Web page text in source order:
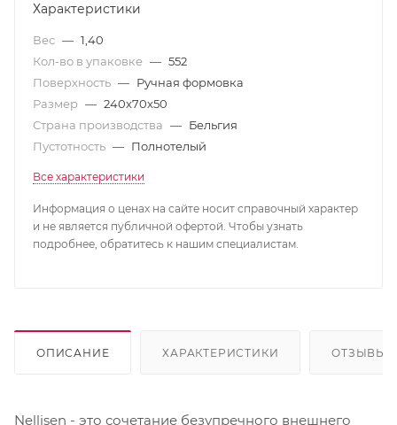
Характеристики
Вес — 1,40
Кол-во в упаковке — 552
Поверхность — Ручная формовка
Размер — 240x70x50
Страна производства — Бельгия
Пустотность — Полнотелый
Все характеристики
Информация о ценах на сайте носит справочный характер
и не является публичной офертой. Чтобы узнать
подробнее, обратитесь к нашим специалистам.
ОПИСАНИЕ ХАРАКТЕРИСТИКИ ОТЗЫВЫ
Nellisen - это сочетание безупречного внешнего